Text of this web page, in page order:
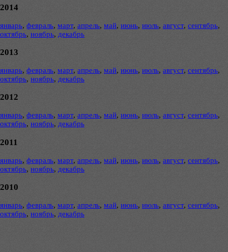
2014
январь, февраль, март, апрель, май, июнь, июль, август, сентябрь,
октябрь, ноябрь, декабрь
2013
январь, февраль, март, апрель, май, июнь, июль, август, сентябрь,
октябрь, ноябрь, декабрь
2012
январь, февраль, март, апрель, май, июнь, июль, август, сентябрь,
октябрь, ноябрь, декабрь
2011
январь, февраль, март, апрель, май, июнь, июль, август, сентябрь,
октябрь, ноябрь, декабрь
2010
январь, февраль, март, апрель, май, июнь, июль, август, сентябрь,
октябрь, ноябрь, декабрь